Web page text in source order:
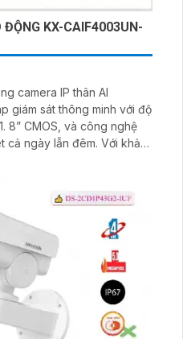
KX-CAIF4003UN-
camera IP thân AI
giám sát thông minh với độ
8” CMOS, và công nghệ
lẫn đêm. Với khả
lựa chọn lý tưởng cho mọi